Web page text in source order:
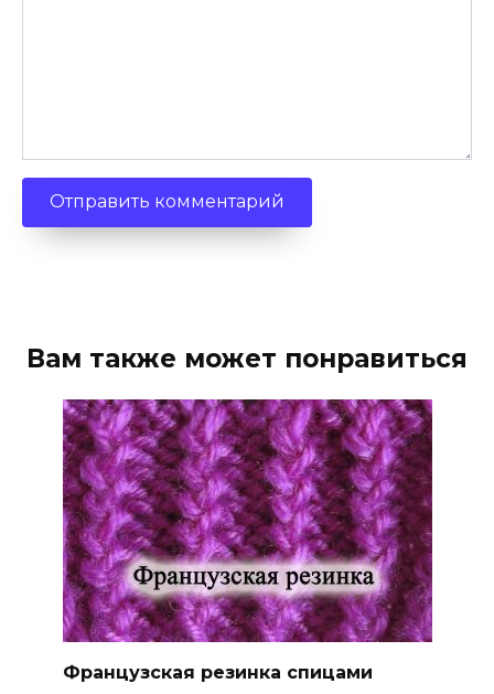
Вам также может понравиться
Французская резинка спицами